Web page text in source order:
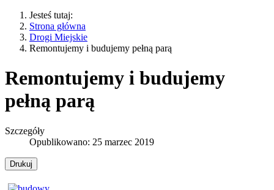
Jesteś tutaj:
Strona główna
Drogi Miejskie
Remontujemy i budujemy pełną parą
Remontujemy i budujemy
pełną parą
Szczegóły
Opublikowano: 25 marzec 2019
Drukuj